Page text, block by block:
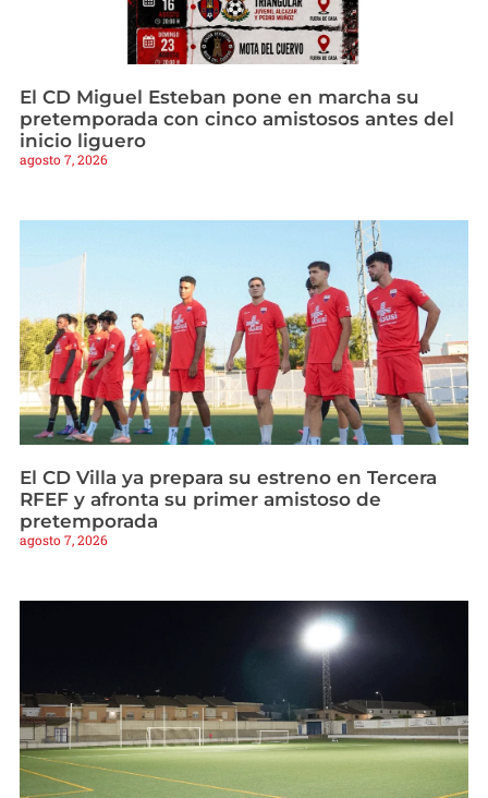
El CD Miguel Esteban pone en marcha su
pretemporada con cinco amistosos antes del
inicio liguero
agosto 7, 2026
El CD Villa ya prepara su estreno en Tercera
RFEF y afronta su primer amistoso de
pretemporada
agosto 7, 2026